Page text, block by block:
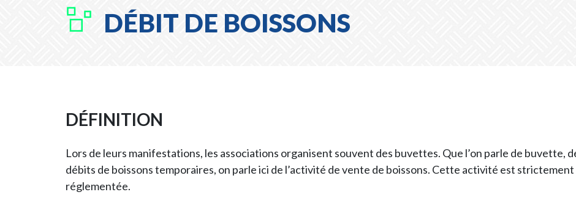
DÉBIT DE BOISSONS
DÉFINITION
Lors de leurs manifestations, les associations organisent souvent des buvettes. Que l’on parle de buvette,
débits de boissons temporaires, on parle ici de l’activité de vente de boissons. Cette activité est strictement
réglementée.